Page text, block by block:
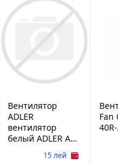
Вентилятор
ADLER
вентилятор
белый ADLER AD
15 лей
Fan